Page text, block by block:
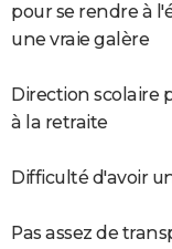
pour se rendre à
une vraie galère
Direction scolaire
à la retraite
Difficulté d'avoir
Pas assez de